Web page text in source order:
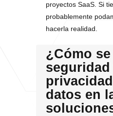
proyectos SaaS. Si
probablemente
hacerla realidad.
¿Cómo
seguridad
datos en